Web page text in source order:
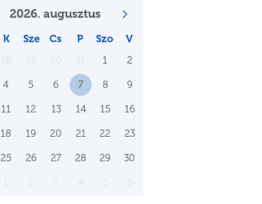
2026. augusztus
K Sze Cs P Szo V
1 2
4 5 6 7 8 9
11 12 13 14 15 16
18 19 20 21 22 23
25 26 27 28 29 30